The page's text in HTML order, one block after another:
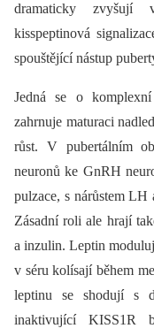
dramaticky zvyšují
kisspeptinová
spouštějící nástup
Jedná se o
zahrnuje maturaci
růst. V pubertálním
neuronů ke GnRH
pulzace, s nárůstem LH
Zásadní roli ale hrají
a inzulin. Leptin
v séru kolísají během
leptinu se shodují s
inaktivující KISS1R